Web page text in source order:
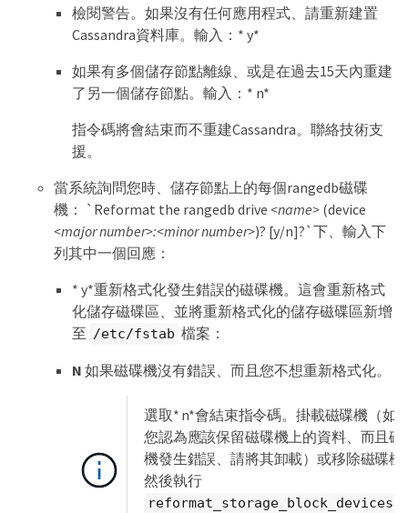
檢閱警告。如果沒有任何應用程式、請重新建置
Cassandra資料庫。輸入：* y*
如果有多個儲存節點離線、或是在過去15天內重建
了另一個儲存節點。輸入：* n*
指令碼將會結束而不重建Cassandra。聯絡技術支
援。
當系統詢問您時、儲存節點上的每個rangedb磁碟
機： `Reformat the rangedb drive <name> (device
<major number>:<minor number>)? [y/n]?`下、輸入下
列其中一個回應：
* y*重新格式化發生錯誤的磁碟機。這會重新格式
化儲存磁碟區、並將重新格式化的儲存磁碟區新增
至 /etc/fstab 檔案：
N 如果磁碟機沒有錯誤、而且您不想重新格式化。
選取* n*會結束指令碼。掛載磁碟機（如
您認為應該保留磁碟機上的資料、而且磁
機發生錯誤、請將其卸載）或移除磁碟機
然後執行